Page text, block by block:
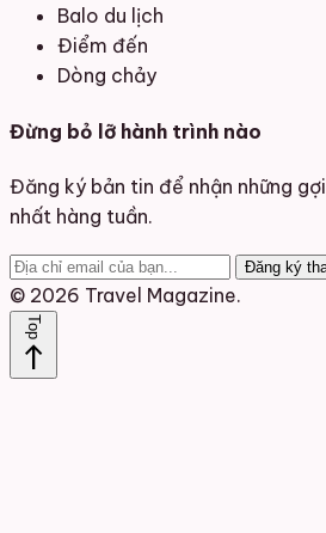
Balo du lịch
Điểm đến
Dòng chảy
Đừng bỏ lỡ hành trình nào
Đăng ký bản tin để nhận những
nhất hàng tuần.
Đăng
© 2026 Travel Magazine.
Top
north